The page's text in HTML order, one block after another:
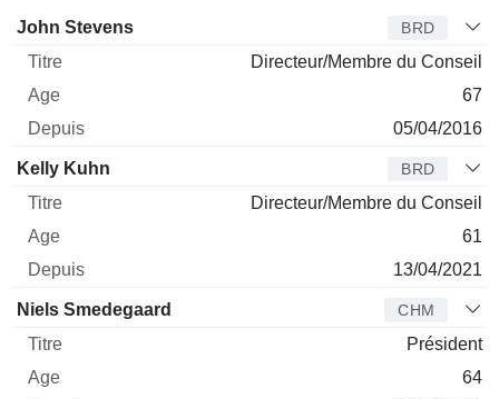
Administrateur
John Stevens BRD
Directeur/Membre du Conseil
67
05/04/2016
Kelly Kuhn BRD
Directeur/Membre du Conseil
61
13/04/2021
Niels Smedegaard CHM
Président
64